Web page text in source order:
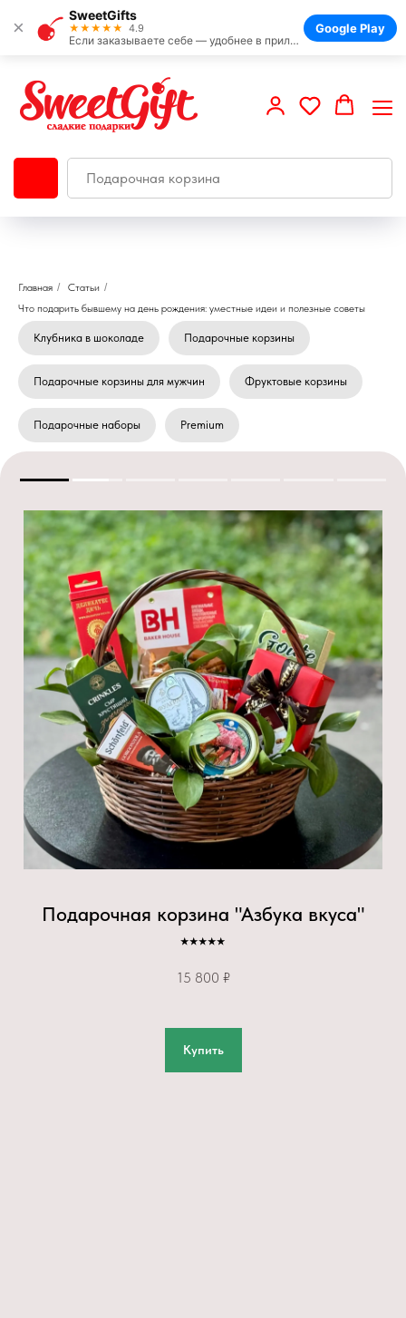
Главная / Статьи /
Что подарить бывшему на день рождения: уместные идеи и полезные советы
Клубника в шоколаде Подарочные корзины
Подарочные корзины для мужчин Фруктовые корзины
Подарочные наборы Premium
Подарочная корзина "Азбука вкуса"
⭑⭑⭑⭑⭑
15 800 ₽
Купить
×
SweetGifts
★★★★★ 4.9
Если заказываете себе — удобнее в приложении
Google Play